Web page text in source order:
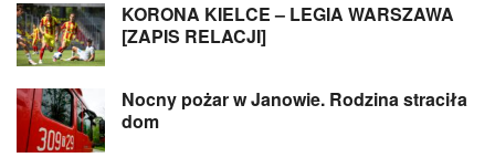
KORONA KIELCE – LEGIA WARSZAWA
[ZAPIS RELACJI]
Nocny pożar w Janowie. Rodzina straciła
dom